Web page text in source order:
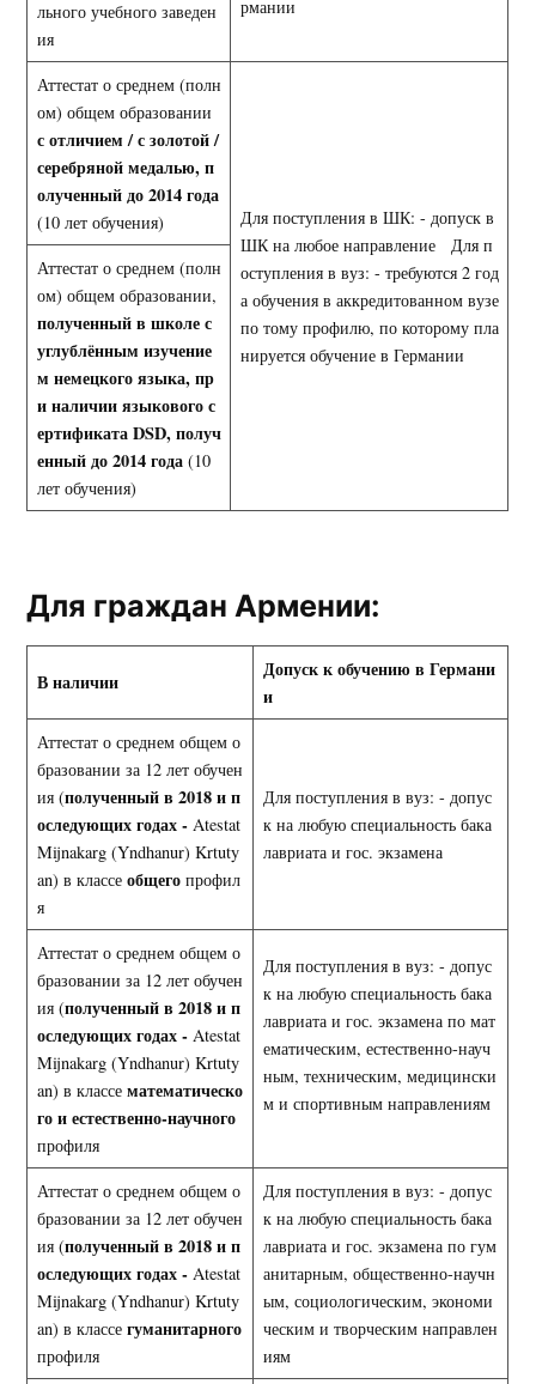
рмании
льного учебного заведен
ия
Аттестат о среднем (полн
ом) общем образовании
с отличием / с золотой /
серебряной медалью, п
олученный до 2014 года
(10 лет обучения)
Для поступления в ШК: - допуск в
ШК на любое направление Для п
оступления в вуз: - требуются 2 год
а обучения в аккредитованном вузе
по тому профилю, по которому пла
нируется обучение в Германии
Аттестат о среднем (полн
ом) общем образовании,
полученный в школе с
углублённым изучение
м немецкого языка, пр
и наличии языкового с
ертификатаDSD, получ
енный до 2014 года(10
лет обучения)
Для граждан Армении:
В наличии
Допуск к обучению в Германи
и
Аттестат о среднем общем о
бразовании за 12 лет обучен
ия (полученный в 2018 и п
оследующих годах - Atestat
Mijnakarg (Yndhanur) Krtuty
an) в классе общегопрофил
я
Для поступления в вуз: - допус
к на любую специальность бака
лавриата и гос. экзамена
Аттестат о среднем общем о
бразовании за 12 лет обучен
ия (полученный в 2018 и п
оследующих годах - Atestat
Mijnakarg (Yndhanur) Krtuty
an) в классе математическо
го и естественно-научного
профиля
Для поступления в вуз: - допус
к на любую специальность бака
лавриата и гос. экзамена по мат
ематическим, естественно-науч
ным, техническим, медицински
м и спортивным направлениям
Аттестат о среднем общем о
бразовании за 12 лет обучен
ия (полученный в 2018 и п
оследующих годах - Atestat
Mijnakarg (Yndhanur) Krtuty
an) в классе гуманитарного
профиля
Для поступления в вуз: - допус
к на любую специальность бака
лавриата и гос. экзамена по гум
анитарным, общественно-научн
ым, социологическим, экономи
ческим и творческим направлен
иям